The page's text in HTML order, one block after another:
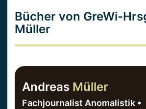
Bücher von GreWi-
Müller
Andreas Müller
Fachjournalist Anomalistik •